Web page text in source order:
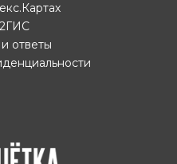
ответы